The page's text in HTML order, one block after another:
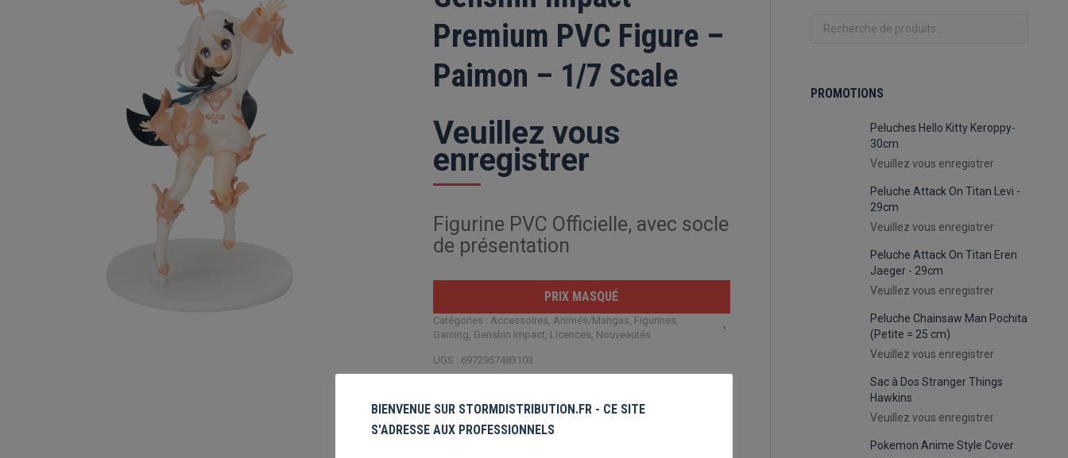
Premium PVC Figure –
Paimon – 1/7 Scale
Veuillez vous
enregistrer
Figurine PVC Officielle, avec socle
de présentation
PRIX MASQUÉ
Catégories : Accessoires, Animés/Mangas, Figurines,
Gaming, Genshin Impact, Licences, Nouveautés
UGS : 6972957483103
Share this product
PROMOTIONS
Peluches Hello Kitty Keroppy-
30cm
Veuillez vous enregistrer
Peluche Attack On Titan Levi -
29cm
Veuillez vous enregistrer
Peluche Attack On Titan Eren
Jaeger - 29cm
Veuillez vous enregistrer
Peluche Chainsaw Man Pochita
(Petite = 25 cm)
Veuillez vous enregistrer
Sac à Dos Stranger Things
Hawkins
Veuillez vous enregistrer
Pokemon Anime Style Cover
BIENVENUE SUR STORMDISTRIBUTION.FR - CE SITE
S'ADRESSE AUX PROFESSIONNELS